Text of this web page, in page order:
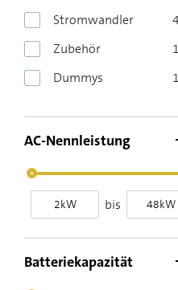
Stromwandler
Zubehör
Dummys
1
AC-Nennleistung
bis
Batteriekapazität